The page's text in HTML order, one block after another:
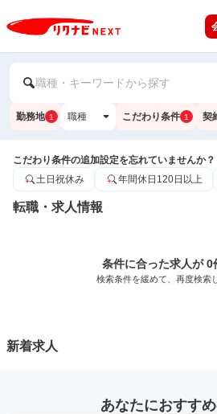
職種・キーワードから探す
勤務地 1 職種 こだわり条件 1 契
こだわり条件の追加設定を忘れていませんか？
土日祝休み
年間休日120日以上
転職・求人情報
条件に合った求人が 0
検索条件を緩めて、再度検索
新着求人
あなたにおすす